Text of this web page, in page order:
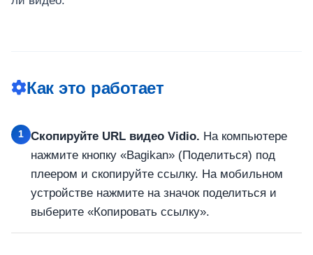
Как это работает
1 Скопируйте URL видео Vidio. На компьютере
нажмите кнопку «Bagikan» (Поделиться) под
плеером и скопируйте ссылку. На мобильном
устройстве нажмите на значок поделиться и
выберите «Копировать ссылку».